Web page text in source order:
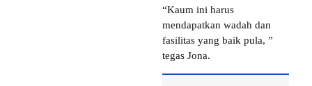
“Kaum ini harus
mendapatkan wadah dan
fasilitas yang baik pula, ”
tegas Jona.